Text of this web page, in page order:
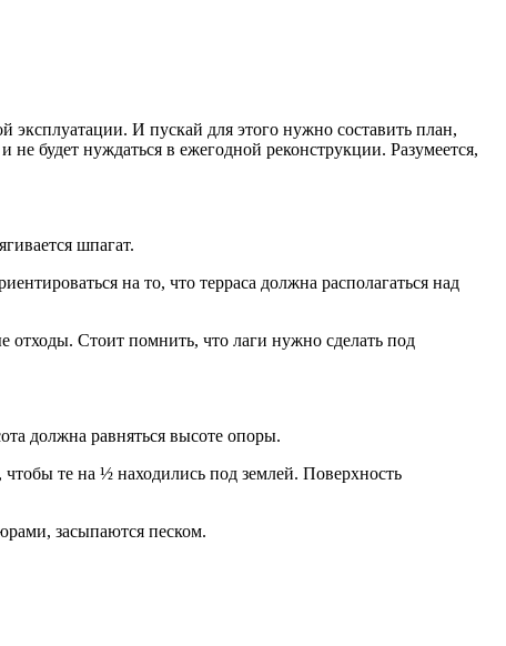
И пускай для этого нужно составить план,
будет нуждаться в ежегодной реконструкции. Разумеется,
шпагат.
на то, что терраса должна располагаться над
отходы. Стоит помнить, что лаги нужно сделать под
должна равняться высоте опоры.
те на ½ находились под землей. Поверхность
засыпаются песком.